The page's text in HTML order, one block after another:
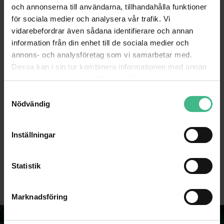
och annonserna till användarna, tillhandahålla funktioner
för sociala medier och analysera vår trafik. Vi
vidarebefordrar även sådana identifierare och annan
information från din enhet till de sociala medier och
annons- och analysföretag som vi samarbetar med.
Dessa kan i sin tur kombinera informationen med annan
information som du har tillhandahållit eller som de har
Nödvändig
Inställningar
Statistik
Marknadsföring
EUROLITE LED PST-3W 6000K SPOT
3 004 kr